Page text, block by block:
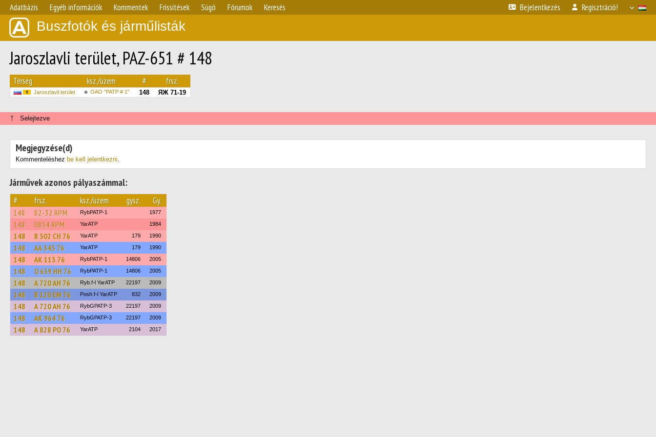
Adatbázis Egyéb információk Kommentek Frissítések Súgó Fórumok Keresés Bejelentkezés Regisztráció!
Buszfotók és járműlisták
Jaroszlavli terület, PAZ-651 # 148
Térség ksz./üzem # frsz.
Jaroszlavli terület OAO "PATP # 1" 148 ЯЖ 71-19
↑ Selejtezve
Megjegyzése(d)
Kommenteléshez be kell jelentkezni.
Járművek azonos pályaszámmal:
# frsz. ksz./üzem gysz. Gy.
148 82-32 ЯРМ RybPATP-1 1977
148 0854 ЯРМ YarATP 1984
148 В 302 СН 76 YarATP 179 1990
148 АА 343 76 YarATP 179 1990
148 АК 113 76 RybPATP-1 14806 2005
148 О 639 НН 76 RybPATP-1 14806 2005
148 А 720 АН 76 Ryb.f-l YarATP 22197 2009
148 В 120 ЕМ 76 Posh.f-l YarATP 832 2009
148 А 720 АН 76 RybGPATP-3 22197 2009
148 АК 964 76 RybGPATP-3 22197 2009
148 А 828 РО 76 YarATP 2104 2017